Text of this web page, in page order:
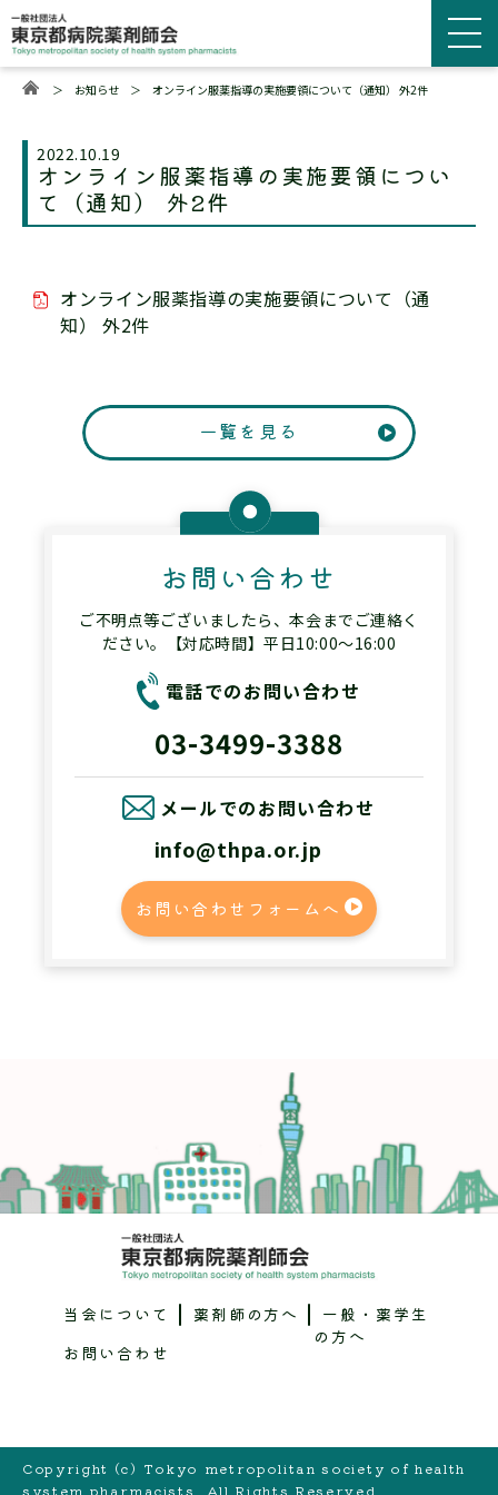
＞ お知らせ＞ オンライン服薬指導の実施要領について（通知） 外2件
2022.10.19
オンライン服薬指導の実施要領につい
て（通知） 外2件
オンライン服薬指導の実施要領について（通
知） 外2件
一覧を見る
お問い合わせ
ご不明点等ございましたら、本会までご連絡く
ださい。【対応時間】平日10:00～16:00
電話でのお問い合わせ
03-3499-3388
メールでのお問い合わせ
info@thpa.or.jp
お問い合わせフォームへ
当会について 薬剤師の方へ 一般・薬学生
の方へ
お問い合わせ
Copyright (c) Tokyo metropolitan society of health
system pharmacists. All Rights Reserved.